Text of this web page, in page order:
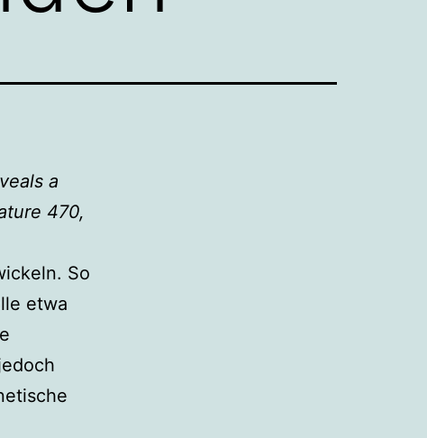
a
470,
So
etwa